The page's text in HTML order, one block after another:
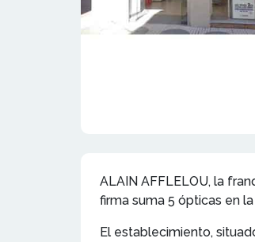
ALAIN AFFLELOU, la
firma suma 5 ópticas en
El establecimiento,